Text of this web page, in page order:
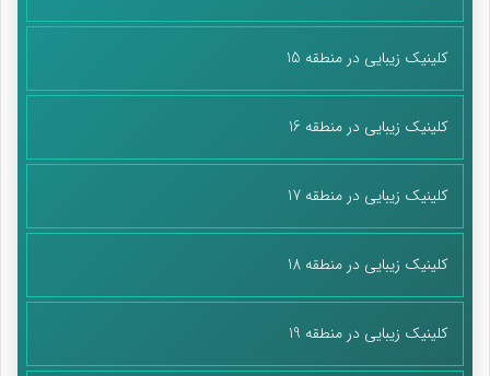
کلینیک زیبایی در منطقه 15
کلینیک زیبایی در منطقه 16
کلینیک زیبایی در منطقه 17
کلینیک زیبایی در منطقه 18
کلینیک زیبایی در منطقه 19